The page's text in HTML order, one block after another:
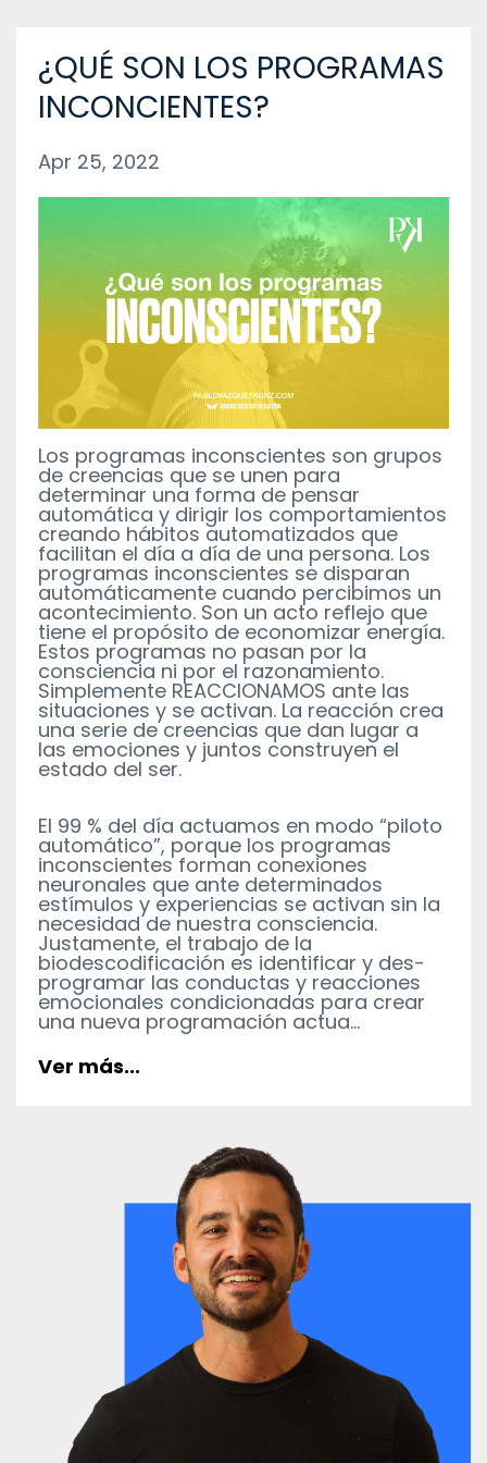
¿QUÉ SON LOS PROGRAMAS
INCONCIENTES?
Apr 25, 2022
Los programas inconscientes son grupos
de creencias que se unen para
determinar una forma de pensar
automática y dirigir los comportamientos
creando hábitos automatizados que
facilitan el día a día de una persona. Los
programas inconscientes se disparan
automáticamente cuando percibimos un
acontecimiento. Son un acto reflejo que
tiene el propósito de economizar energía.
Estos programas no pasan por la
consciencia ni por el razonamiento.
Simplemente REACCIONAMOS ante las
situaciones y se activan. La reacción crea
una serie de creencias que dan lugar a
las emociones y juntos construyen el
estado del ser.
El 99 % del día actuamos en modo “piloto
automático”, porque los programas
inconscientes forman conexiones
neuronales que ante determinados
estímulos y experiencias se activan sin la
necesidad de nuestra consciencia.
Justamente, el trabajo de la
biodescodificación es identificar y des-
programar las conductas y reacciones
emocionales condicionadas para crear
una nueva programación actua...
Ver más...